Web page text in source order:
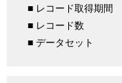
■ レコード取得期間
■ レコード数
■ データセット